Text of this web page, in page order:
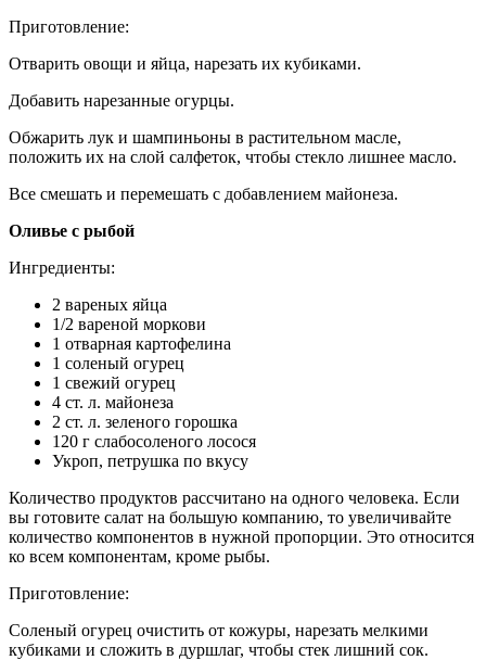
Приготовление:
Отварить овощи и яйца, нарезать их кубиками.
Добавить нарезанные огурцы.
Обжарить лук и шампиньоны в растительном масле,
положить их на слой салфеток, чтобы стекло лишнее масло.
Все смешать и перемешать с добавлением майонеза.
Оливье с рыбой
Ингредиенты:
2 вареных яйца
1/2 вареной моркови
1 отварная картофелина
1 соленый огурец
1 свежий огурец
4 ст. л. майонеза
2 ст. л. зеленого горошка
120 г слабосоленого лосося
Укроп, петрушка по вкусу
Количество продуктов рассчитано на одного человека. Если
вы готовите салат на большую компанию, то увеличивайте
количество компонентов в нужной пропорции. Это относится
ко всем компонентам, кроме рыбы.
Приготовление:
Соленый огурец очистить от кожуры, нарезать мелкими
кубиками и сложить в дуршлаг, чтобы стек лишний сок.